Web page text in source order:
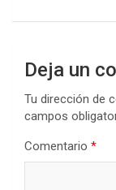
Deja un
Tu dirección de
campos
Comentario *